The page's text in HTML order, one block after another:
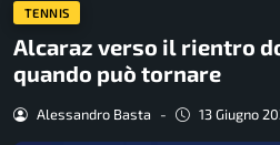
TENNIS
Alcaraz verso il rientro
quando può tornare
Alessandro Basta - 13 Giugno